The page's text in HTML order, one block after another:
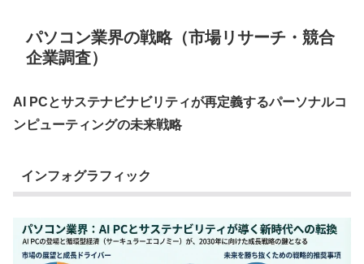
パソコン業界の戦略（市場リサーチ・競合
企業調査）
AI PCとサステナビナビリティが再定義するパーソナルコ
ンピューティングの未来戦略
インフォグラフィック